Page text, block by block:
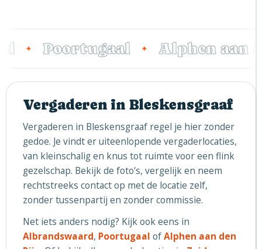
✦ Poortugaal ✦ Alphen aan
Vergaderen in Bleskensgraaf
Vergaderen in Bleskensgraaf regel je hier zonder
gedoe. Je vindt er uiteenlopende vergaderlocaties,
van kleinschalig en knus tot ruimte voor een flink
gezelschap. Bekijk de foto's, vergelijk en neem
rechtstreeks contact op met de locatie zelf,
zonder tussenpartij en zonder commissie.
Net iets anders nodig? Kijk ook eens in
Albrandswaard, Poortugaal ofAlphen aan den